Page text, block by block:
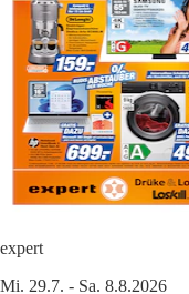
expert
Mi. 29.7. - Sa. 8.8.2026